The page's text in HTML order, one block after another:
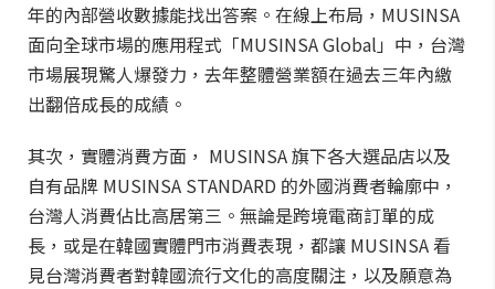
年的內部營收數據能找出答案。在線上布局，MUSINSA
面向全球市場的應用程式「MUSINSA Global」中，台灣
市場展現驚人爆發力，去年整體營業額在過去三年內繳
出翻倍成長的成績。
其次，實體消費方面， MUSINSA 旗下各大選品店以及
自有品牌 MUSINSA STANDARD 的外國消費者輪廓中，
台灣人消費佔比高居第三。無論是跨境電商訂單的成
長，或是在韓國實體門市消費表現，都讓 MUSINSA 看
見台灣消費者對韓國流行文化的高度關注，以及願意為